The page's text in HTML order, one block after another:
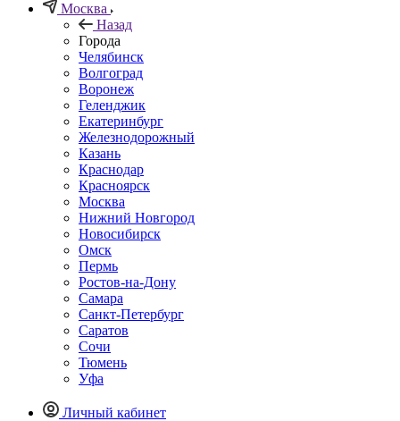
Москва
Назад
Города
Челябинск
Волгоград
Воронеж
Геленджик
Екатеринбург
Железнодорожный
Казань
Краснодар
Красноярск
Москва
Нижний Новгород
Новосибирск
Омск
Пермь
Ростов-на-Дону
Самара
Санкт-Петербург
Саратов
Сочи
Тюмень
Уфа
Личный кабинет